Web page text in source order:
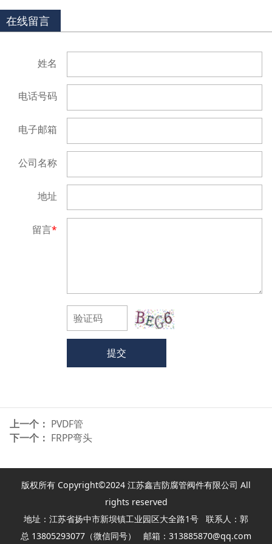
在线留言
姓名
电话号码
电子邮箱
公司名称
地址
留言*
提交
上一个： PVDF管
下一个： FRPP弯头
版权所有 Copyright©2024 江苏鑫吉防腐管阀件有限公司 All
rights reserved
地址：江苏省扬中市新坝镇工业园区大全路1号 联系人：郭
总 13805293077（微信同号） 邮箱：313885870@qq.com